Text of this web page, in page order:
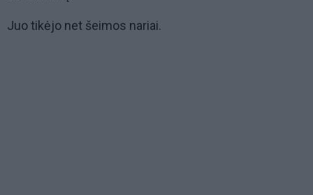
Juo tikėjo net šeimos nariai.